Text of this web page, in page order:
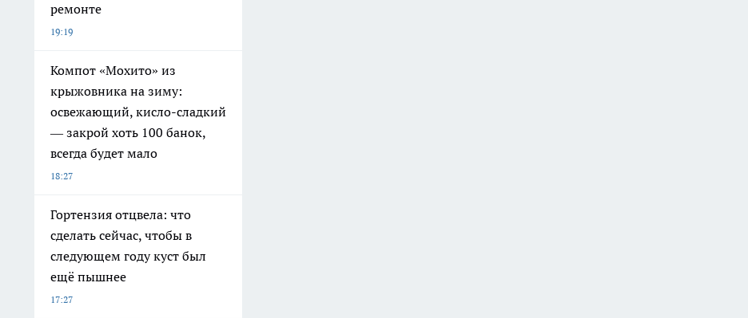
ремонте
19:19
Компот «Мохито» из
крыжовника на зиму:
освежающий, кисло-сладкий
— закрой хоть 100 банок,
всегда будет мало
18:27
Гортензия отцвела: что
сделать сейчас, чтобы в
следующем году куст был
ещё пышнее
17:27